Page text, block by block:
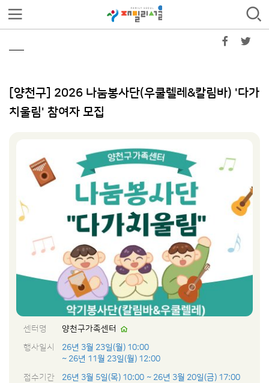
[양천구] 2026 나눔봉사단(우쿨렐레&칼림바) '다가
치울림' 참여자 모집
센터명
양천구가족센터
행사일시
26년 3월 23일(월) 10:00
~ 26년 11월 23일(월) 12:00
접수기간
26년 3월 5일(목) 10:00 ~ 26년 3월 20일(금) 17:00